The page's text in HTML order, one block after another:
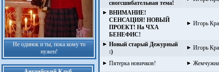
Не одинок и ты, пока кому то
нужен!
сногсшибательная тема!
ВНИМАНИЕ!
СЕНСАЦИЯ! НОВЫЙ
ПРОЕКТ! На ЧХА
БЕНЕФИС!
Игорь
Новый старый Дежурный
:)
Игорь
Пятерка новичков!